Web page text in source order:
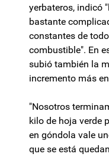
yerbateros, indicó
bastante
constantes de
combustible". En
subió también la
incremento más
"Nosotros
kilo de hoja verde
en góndola vale
que se está